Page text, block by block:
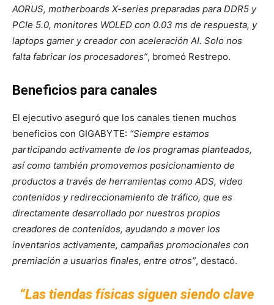
AORUS, motherboards X-series preparadas para DDR5 y
PCIe 5.0, monitores WOLED con 0.03 ms de respuesta, y
laptops gamer y creador con aceleración AI. Solo nos
falta fabricar los procesadores”, bromeó Restrepo.
Beneficios para canales
El ejecutivo aseguró que los canales tienen muchos
beneficios con GIGABYTE: “Siempre estamos
participando activamente de los programas planteados,
así como también promovemos posicionamiento de
productos a través de herramientas como ADS, video
contenidos y redireccionamiento de tráfico, que es
directamente desarrollado por nuestros propios
creadores de contenidos, ayudando a mover los
inventarios activamente, campañas promocionales con
premiación a usuarios finales, entre otros”, destacó.
“Las tiendas físicas siguen siendo clave